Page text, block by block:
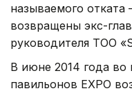
называемого
возвращены экс-
руководителя ТОО
В июне 2014 года во
павильонов EXPO